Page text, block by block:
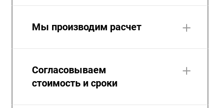
Мы производим расчет
Согласовываем
стоимость и сроки